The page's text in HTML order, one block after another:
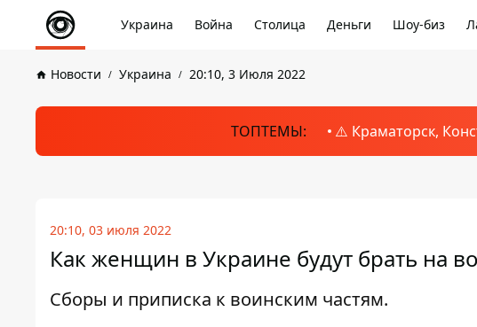
Украина Война Столица Деньги Шоу-биз
Новости Украина 20:10, 3 Июля 2022
ТОПТЕМЫ: ⚠️ Краматорск,
20:10, 03 июля 2022
Как женщин в Украине будут брать на
Сборы и приписка к воинским частям.